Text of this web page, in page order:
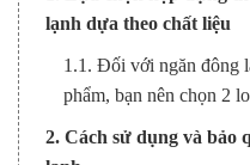
lạnh dựa theo chất liệu
1.1. Đối với ngăn đông
phẩm, bạn nên chọn 2
2. Cách sử dụng và bảo